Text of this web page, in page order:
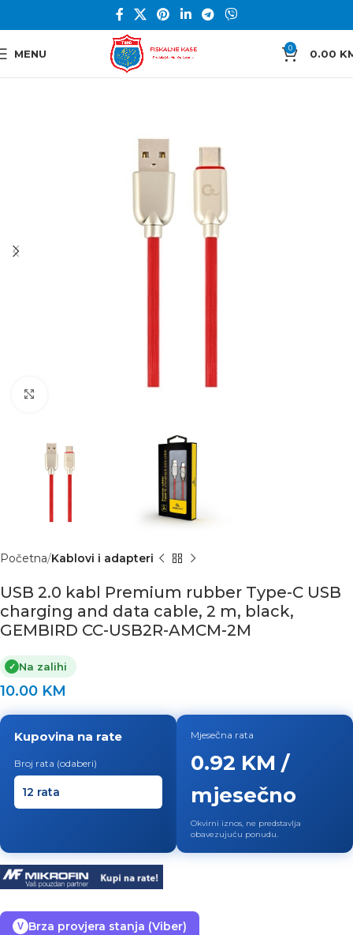
MENU 0 0.00
Početna Kablovi i adapteri
USB 2.0 kabl Premium rubber Type-C USB
charging and data cable, 2 m, black,
GEMBIRD CC-USB2R-AMCM-2M
✓ Na zalihi
10.00 KM
Kupovina na rate
Broj rata (odaberi)
Mjesečna rata
0.92 KM /
mjesečno
Okvirni iznos, ne predstavlja
obavezujuću ponudu.
V Brza provjera stanja (Viber)